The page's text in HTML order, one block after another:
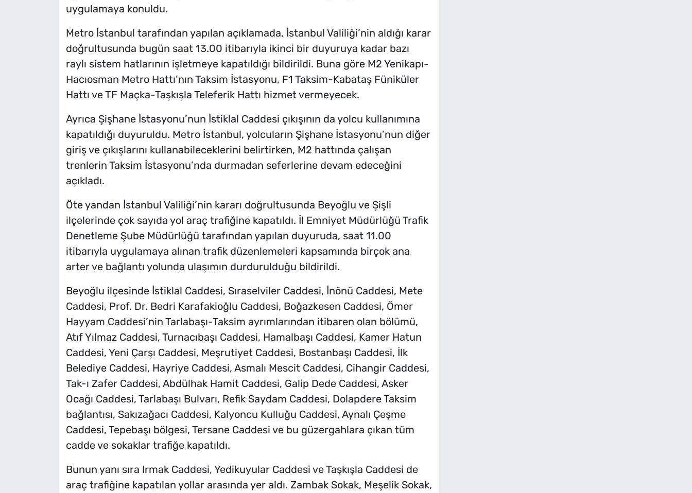
uygulamaya konuldu.
Metro İstanbul tarafından yapılan açıklamada, İstanbul Valiliği’nin aldığı karar
doğrultusunda bugün saat 13.00 itibarıyla ikinci bir duyuruya kadar bazı
raylı sistem hatlarının işletmeye kapatıldığı bildirildi. Buna göre M2 Yenikapı-
Hacıosman Metro Hattı’nın Taksim İstasyonu, F1 Taksim-Kabataş Füniküler
Hattı ve TF Maçka-Taşkışla Teleferik Hattı hizmet vermeyecek.
Ayrıca Şişhane İstasyonu’nun İstiklal Caddesi çıkışının da yolcu kullanımına
kapatıldığı duyuruldu. Metro İstanbul, yolcuların Şişhane İstasyonu’nun diğer
giriş ve çıkışlarını kullanabileceklerini belirtirken, M2 hattında çalışan
trenlerin Taksim İstasyonu’nda durmadan seferlerine devam edeceğini
açıkladı.
Öte yandan İstanbul Valiliği’nin kararı doğrultusunda Beyoğlu ve Şişli
ilçelerinde çok sayıda yol araç trafiğine kapatıldı. İl Emniyet Müdürlüğü Trafik
Denetleme Şube Müdürlüğü tarafından yapılan duyuruda, saat 11.00
itibarıyla uygulamaya alınan trafik düzenlemeleri kapsamında birçok ana
arter ve bağlantı yolunda ulaşımın durdurulduğu bildirildi.
Beyoğlu ilçesinde İstiklal Caddesi, Sıraselviler Caddesi, İnönü Caddesi, Mete
Caddesi, Prof. Dr. Bedri Karafakioğlu Caddesi, Boğazkesen Caddesi, Ömer
Hayyam Caddesi’nin Tarlabaşı-Taksim ayrımlarından itibaren olan bölümü,
Atıf Yılmaz Caddesi, Turnacıbaşı Caddesi, Hamalbaşı Caddesi, Kamer Hatun
Caddesi, Yeni Çarşı Caddesi, Meşrutiyet Caddesi, Bostanbaşı Caddesi, İlk
Belediye Caddesi, Hayriye Caddesi, Asmalı Mescit Caddesi, Cihangir Caddesi,
Tak-ı Zafer Caddesi, Abdülhak Hamit Caddesi, Galip Dede Caddesi, Asker
Ocağı Caddesi, Tarlabaşı Bulvarı, Refik Saydam Caddesi, Dolapdere Taksim
bağlantısı, Sakızağacı Caddesi, Kalyoncu Kulluğu Caddesi, Aynalı Çeşme
Caddesi, Tepebaşı bölgesi, Tersane Caddesi ve bu güzergahlara çıkan tüm
cadde ve sokaklar trafiğe kapatıldı.
Bunun yanı sıra Irmak Caddesi, Yedikuyular Caddesi ve Taşkışla Caddesi de
araç trafiğine kapatılan yollar arasında yer aldı. Zambak Sokak, Meşelik Sokak,